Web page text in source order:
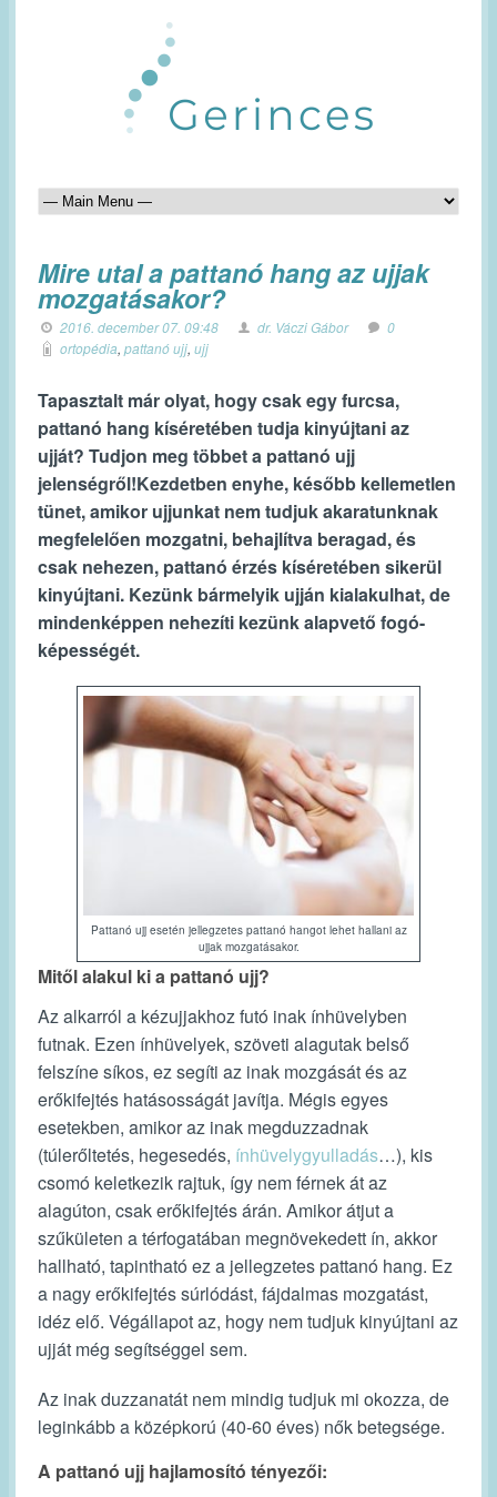
Mire utal a pattanó hang az ujjak
mozgatásakor?
2016. december 07. 09:48 dr. Váczi Gábor
0
ortopédia, pattanó ujj, ujj
Tapasztalt már olyat, hogy csak egy furcsa,
pattanó hang kíséretében tudja kinyújtani az
ujját? Tudjon meg többet a pattanó ujj
jelenségről!Kezdetben enyhe, később kellemetlen
tünet, amikor ujjunkat nem tudjuk akaratunknak
megfelelően mozgatni, behajlítva beragad, és
csak nehezen, pattanó érzés kíséretében sikerül
kinyújtani. Kezünk bármelyik ujján kialakulhat, de
mindenképpen nehezíti kezünk alapvető fogó-
képességét.
Pattanó ujj esetén jellegzetes pattanó hangot lehet hallani az
ujjak mozgatásakor.
Mitől alakul ki a pattanó ujj?
Az alkarról a kézujjakhoz futó inak ínhüvelyben
futnak. Ezen ínhüvelyek, szöveti alagutak belső
felszíne síkos, ez segíti az inak mozgását és az
erőkifejtés hatásosságát javítja. Mégis egyes
esetekben, amikor az inak megduzzadnak
(túlerőltetés, hegesedés, ínhüvelygyulladás…), kis
csomó keletkezik rajtuk, így nem férnek át az
alagúton, csak erőkifejtés árán. Amikor átjut a
szűkületen a térfogatában megnövekedett ín, akkor
hallható, tapintható ez a jellegzetes pattanó hang. Ez
a nagy erőkifejtés súrlódást, fájdalmas mozgatást,
idéz elő. Végállapot az, hogy nem tudjuk kinyújtani az
ujját még segítséggel sem.
Az inak duzzanatát nem mindig tudjuk mi okozza, de
leginkább a középkorú (40-60 éves) nők betegsége.
A pattanó ujj hajlamosító tényezői: